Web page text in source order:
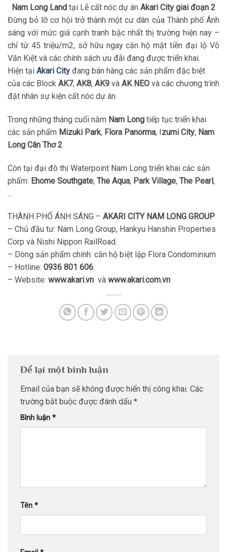
Nam Long Land tại Lễ cất nóc dự án Akari City giai đoạn 2
Đừng bỏ lỡ cơ hội trở thành một cư dân của Thành phố Ánh
sáng với mức giá cạnh tranh bậc nhất thị trường hiện nay –
chỉ từ 45 triệu/m2, sở hữu ngay căn hộ mặt tiền đại lộ Võ
Văn Kiệt và các chính sách ưu đãi đang được triển khai.
Hiện tại Akari City đang bán hàng các sản phẩm đặc biệt
của các Block AK7, AK8, AK9 và AK NEO và các chương trình
đặt nhân sự kiện cất nóc dự án.
Trong những tháng cuối năm Nam Long tiếp tục triển khai
các sản phẩm Mizuki Park, Flora Panorma, Izumi City, Nam
Long Cân Thơ 2.
Còn tại đại đô thị Waterpoint Nam Long triển khai các sản
phẩm: Ehome Southgate, The Aqua, Park Village, The Pearl,
…
THÀNH PHỐ ÁNH SÁNG – AKARI CITY NAM LONG GROUP
– Chủ đầu tư: Nam Long Group, Hankyu Hanshin Properties
Corp và Nishi Nippon RailRoad.
– Dòng sản phẩm chính: căn hộ biệt lập Flora Condominium
– Hotline: 0936 801 606.
– Website: www.akari.vn và www.akari.com.vn
Để lại một bình luận
Email của bạn sẽ không được hiển thị công khai. Các
trường bắt buộc được đánh dấu *
Bình luận *
Tên *